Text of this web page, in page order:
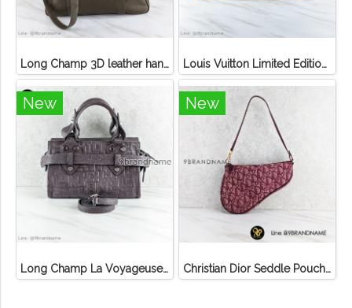
Long Champ 3D leather handbag Louis Vuitton Limited Edition Monogram Canvas Sofia Coppola SC Bag
New
Long Champ La Voyageuse Bag Leather
New
Christian Dior Seddle Pouch Accessory Hand Bag